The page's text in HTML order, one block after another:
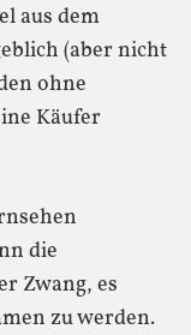
aus dem
(aber nicht
ohne
Käufer
die
Zwang, es
zu werden.